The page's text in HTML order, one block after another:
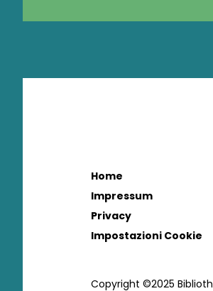
Home
Impressum
Privacy
Impostazioni Cookie
Copyright ©2025